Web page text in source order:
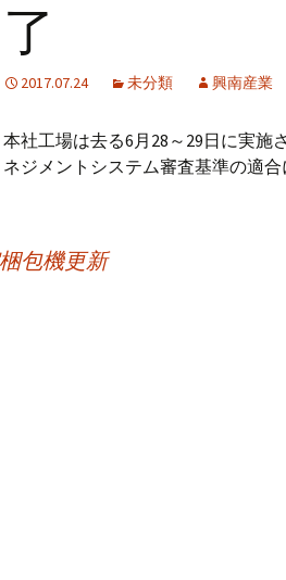
了
2017.07.24 未分類 興南産業
本社工場は去る6月28～29日に実施
ネジメントシステム審査基準の適
包機更新